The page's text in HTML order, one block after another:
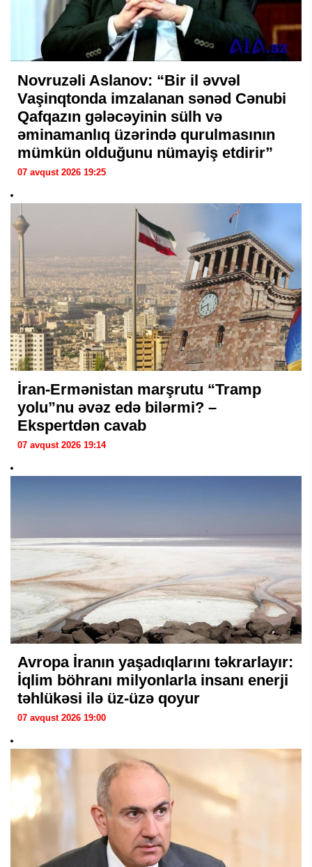
Novruzəli Aslanov: “Bir il əvvəl
Vaşinqtonda imzalanan sənəd Cənubi
Qafqazın gələcəyinin sülh və
əminamanlıq üzərində qurulmasının
mümkün olduğunu nümayiş etdirir”
07 avqust 2026 19:25
İran-Ermənistan marşrutu “Tramp
yolu”nu əvəz edə bilərmi? –
Ekspertdən cavab
07 avqust 2026 19:14
Avropa İranın yaşadıqlarını təkrarlayır:
İqlim böhranı milyonlarla insanı enerji
təhlükəsi ilə üz-üzə qoyur
07 avqust 2026 19:00